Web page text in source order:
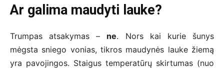
Ar galima maudyti lauke?
Trumpas atsakymas – ne. Nors kai kurie šunys
mėgsta sniego vonias, tikros maudynės lauke žiemą
yra pavojingos. Staigus temperatūrų skirtumas (nuo